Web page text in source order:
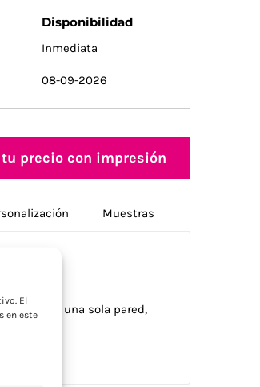
El
en este
Disponibilidad
Inmediata
08-09-2026
precio con impresión
Muestras
vaso de una sola pared,